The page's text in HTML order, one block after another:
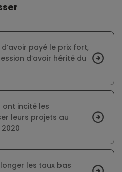
payé le prix fort,
d’avoir hérité du
ont incité les
leurs projets au
les taux bas